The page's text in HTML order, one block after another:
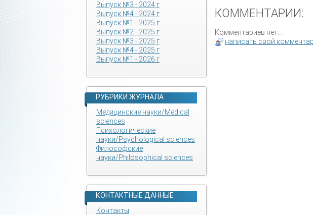
Выпуск №3 - 2024 г
Выпуск №4 - 2024 г
Выпуск №1 - 2025 г
Выпуск №2 - 2025 г
Выпуск №3 - 2025 г
Выпуск №4 - 2025 г
Выпуск №1 - 2026 г
РУБРИКИ ЖУРНАЛА
Медицинские науки/Medical
sciences
Психологические
науки/Psychological sciences
Философские
науки/Philosophical sciences
КОНТАКТНЫЕ ДАННЫЕ
Контакты
КОММЕНТАРИИ:
Комментариев нет...
написать свой